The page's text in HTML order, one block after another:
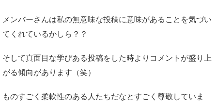
メンバーさんは私の無意味な投稿に意味があることを気づい
てくれているかしら？？
そして真面目な学びある投稿をした時よりコメントが盛り上
がる傾向があります（笑）
ものすごく柔軟性のある人たちだなとすごく尊敬していま